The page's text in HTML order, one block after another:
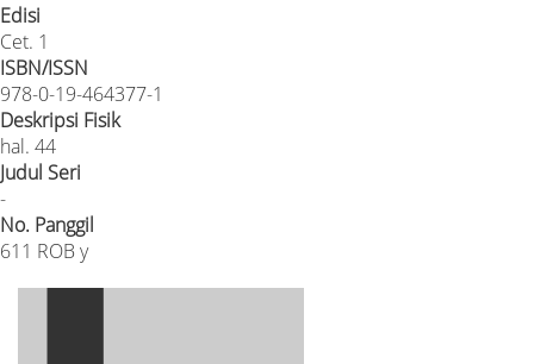
Edisi
Cet. 1
ISBN/ISSN
978-0-19-464377-1
Deskripsi Fisik
hal. 44
Judul Seri
-
No. Panggil
611 ROB y